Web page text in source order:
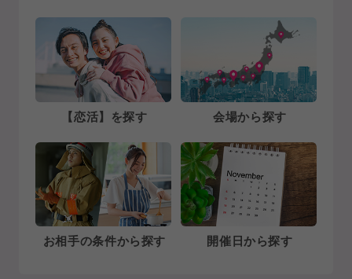
【恋活】を探す 会場から探す
お相手の条件から探す 開催日から探す